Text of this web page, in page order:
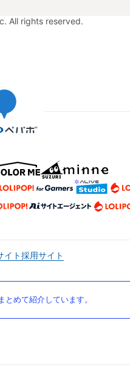
All rights reserved.
イト採用サイト
めて紹介しています。